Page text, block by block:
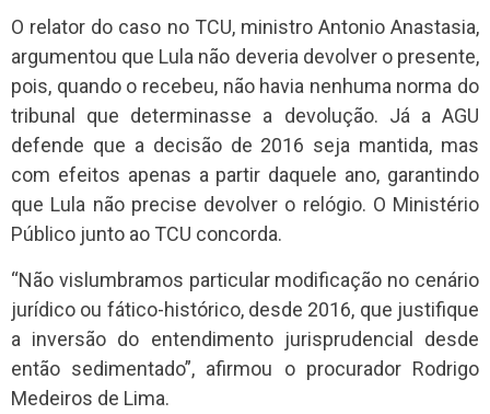
O relator do caso no TCU, ministro Antonio Anastasia,
argumentou que Lula não deveria devolver o presente,
pois, quando o recebeu, não havia nenhuma norma do
tribunal que determinasse a devolução. Já a AGU
defende que a decisão de 2016 seja mantida, mas
com efeitos apenas a partir daquele ano, garantindo
que Lula não precise devolver o relógio. O Ministério
Público junto ao TCU concorda.
“Não vislumbramos particular modificação no cenário
jurídico ou fático-histórico, desde 2016, que justifique
a inversão do entendimento jurisprudencial desde
então sedimentado”, afirmou o procurador Rodrigo
Medeiros de Lima.